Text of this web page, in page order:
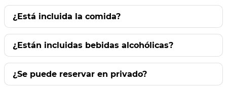
¿Está incluida la comida?
¿Están incluidas bebidas alcohólicas?
¿Se puede reservar en privado?